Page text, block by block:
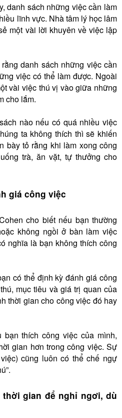
danh sách những việc cần làm
lĩnh vực. Nhà tâm lý học lâm
một vài lời khuyên về việc lập
danh sách những việc cần
việc có thể làm được. Ngoài
vài việc thú vị vào giữa những
cho lắm.
nào nếu có quá nhiều việc
ta không thích thì sẽ khiến
bày tỏ rằng khi làm xong công
trà, ăn vặt, tự thưởng cho
giá công việc
cho biết nếu bạn thường
không ngồi ở bàn làm việc
nghĩa là bạn không thích công
có thể định kỳ đánh giá công
mục tiêu và giá trị quan của
thời gian cho công việc đó hay
bạn thích công việc của mình,
gian hơn trong công việc. Sự
cũng luôn có thể chế ngự
gian để nghỉ ngơi, dù